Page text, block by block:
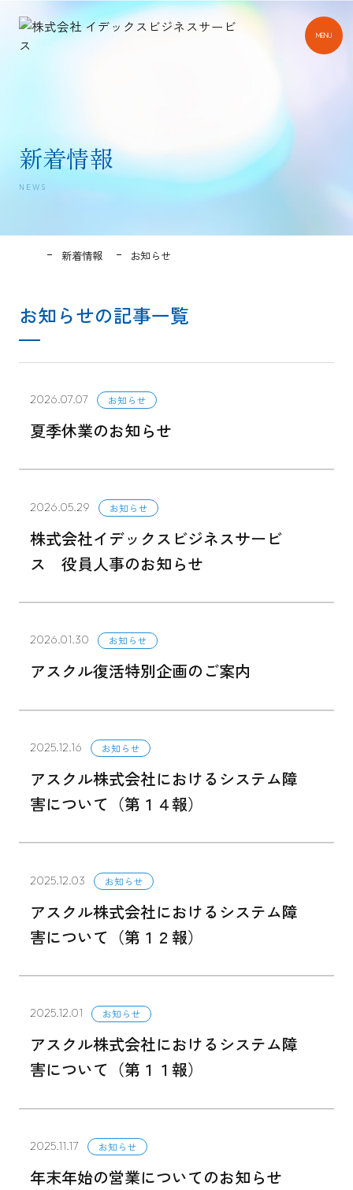
MENU
新着情報
NEWS
新着情報 お知らせ
お知らせの記事一覧
2026.07.07 お知らせ
夏季休業のお知らせ
2026.05.29 お知らせ
株式会社イデックスビジネスサービ
ス 役員人事のお知らせ
2026.01.30 お知らせ
アスクル復活特別企画のご案内
2025.12.16 お知らせ
アスクル株式会社におけるシステム障
害について（第１４報）
2025.12.03 お知らせ
アスクル株式会社におけるシステム障
害について（第１２報）
2025.12.01 お知らせ
アスクル株式会社におけるシステム障
害について（第１１報）
2025.11.17 お知らせ
年末年始の営業についてのお知らせ